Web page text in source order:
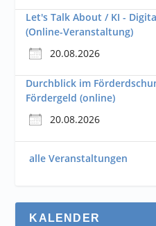
Let's Talk About / KI -
(Online-Veranstaltung)
20.08.2026
Durchblick im
Fördergeld (online)
20.08.2026
alle Veranstaltungen
KALENDER